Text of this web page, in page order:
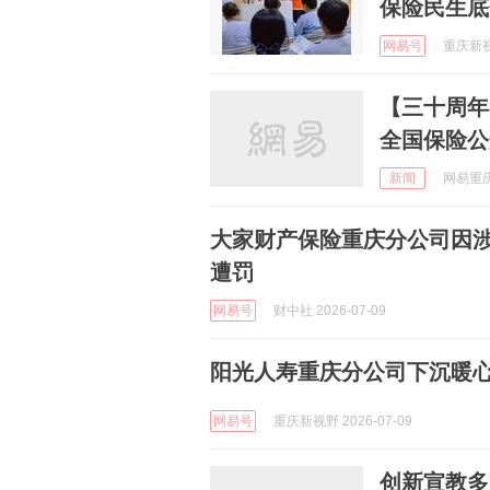
保险民生
网易号 重庆新
【三十周
全国保险
新闻 网易重
大家财产保险重庆分公司因
遭罚
网易号 财中社 2026-07-09
阳光人寿重庆分公司下沉暖
网易号 重庆新视野 2026-07-09
创新宣教多